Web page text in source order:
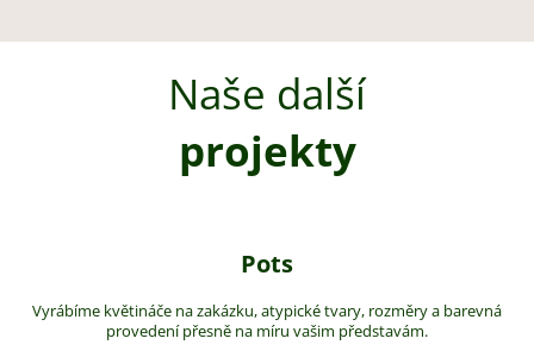
Naše další
projekty
Pots
Vyrábíme květináče na zakázku, atypické tvary, rozměry a barevná
provedení přesně na míru vašim představám.